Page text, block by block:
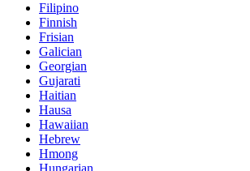
Filipino
Finnish
Frisian
Galician
Georgian
Gujarati
Haitian
Hausa
Hawaiian
Hebrew
Hmong
Hungarian